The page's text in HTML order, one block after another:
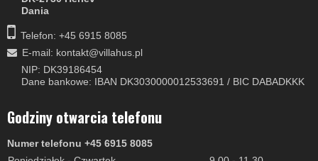
Dania
Telefon: +45 6915 8085
E-mail: kontakt@villahus.pl
NIP: DK39186454
Dane bankowe: IBAN DK3030000012533691 / BIC DABADKKK
Godziny otwarcia telefonu
Numer telefonu +45 6915 8085